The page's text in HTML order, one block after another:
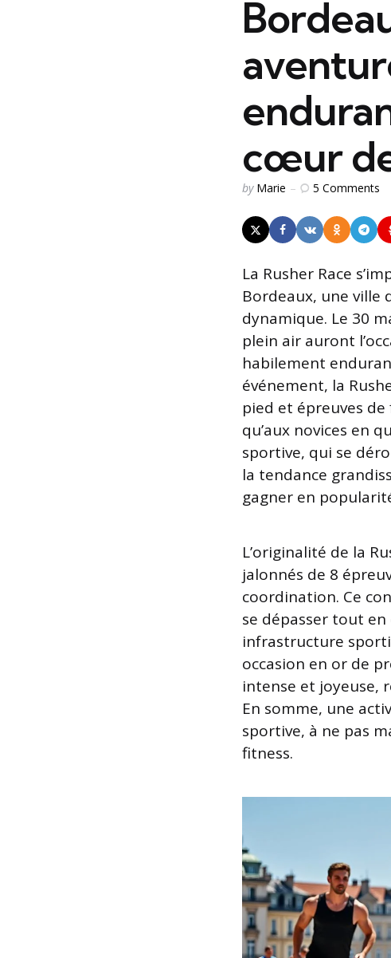
cœur
Posted
by Marie 5 Comments
La Rusher Race
Bordeaux, une ville
dynamique. Le 30
plein air auront
habilement
événement, la
pied et épreuves
qu’aux novices en
sportive, qui se
la tendance
gagner en
L’originalité de la
jalonnés de 8
coordination. Ce
se dépasser tout
infrastructure
occasion en or de
intense et joyeuse,
En somme, une
sportive, à ne pas
fitness.